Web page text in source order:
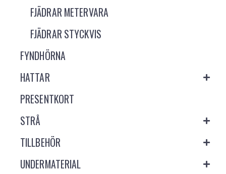
FJÄDRAR METERVARA
FJÄDRAR STYCKVIS
FYNDHÖRNA
HATTAR
PRESENTKORT
STRÅ
TILLBEHÖR
UNDERMATERIAL